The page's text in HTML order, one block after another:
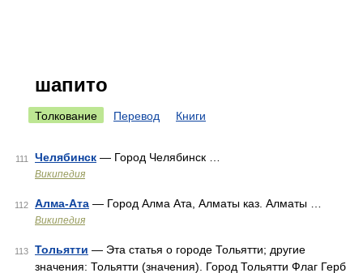
шапито
Толкование Перевод Книги
111 Челябинск — Город Челябинск …
Википедия
112 Алма-Ата — Город Алма Ата, Алматы каз. Алматы …
Википедия
113 Тольятти — Эта статья о городе Тольятти; другие
значения: Тольятти (значения). Город Тольятти Флаг Герб